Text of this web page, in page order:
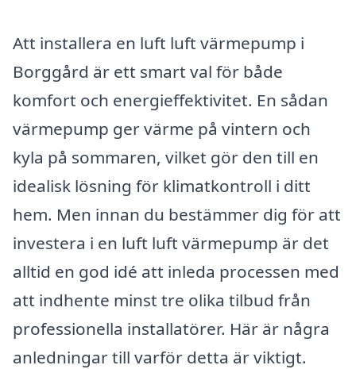
Att installera en luft luft värmepump i
Borggård är ett smart val för både
komfort och energieffektivitet. En sådan
värmepump ger värme på vintern och
kyla på sommaren, vilket gör den till en
idealisk lösning för klimatkontroll i ditt
hem. Men innan du bestämmer dig för att
investera i en luft luft värmepump är det
alltid en god idé att inleda processen med
att indhente minst tre olika tilbud från
professionella installatörer. Här är några
anledningar till varför detta är viktigt.